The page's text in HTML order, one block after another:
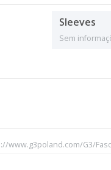
Sleeves
Sem
www.g3poland.com/G3/